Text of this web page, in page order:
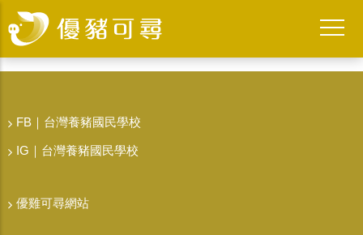
FB｜台灣養豬國民學校
IG｜台灣養豬國民學校
優雞可尋網站